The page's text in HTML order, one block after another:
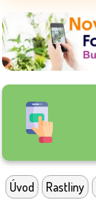
Úvod Rastliny